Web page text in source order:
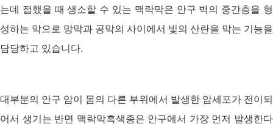
는데 접했을 때 생소할 수 있는 맥락막은 안구 벽의 중간층을 형
성하는 막으로 망막과 공막의 사이에서 빛의 산란을 막는 기능을
담당하고 있습니다.
대부분의 안구 암이 몸의 다른 부위에서 발생한 암세포가 전이되
어서 생기는 반면 맥락막흑색종은 안구에서 가장 먼저 발생한다